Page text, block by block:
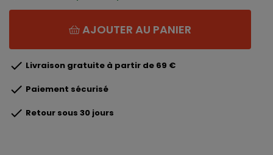
AJOUTER AU PANIER
 Livraison gratuite à partir de 69 €
 Paiement sécurisé
 Retour sous 30 jours